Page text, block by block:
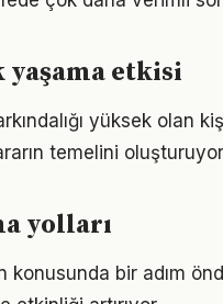
etkisi
yüksek olan
temelini
yolları
bir adım